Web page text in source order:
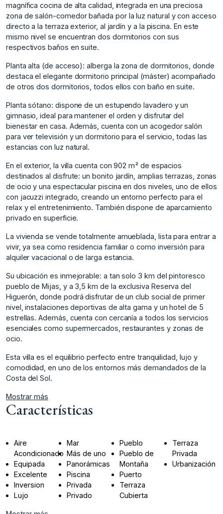
magnífica cocina de alta calidad, integrada en una preciosa
zona de salón-comedor bañada por la luz natural y con acceso
directo a la terraza exterior, al jardín y a la piscina. En este
mismo nivel se encuentran dos dormitorios con sus
respectivos baños en suite.
Planta alta (de acceso): alberga la zona de dormitorios, donde
destaca el elegante dormitorio principal (máster) acompañado
de otros dos dormitorios, todos ellos con baño en suite.
Planta sótano: dispone de un estupendo lavadero y un
gimnasio, ideal para mantener el orden y disfrutar del
bienestar en casa. Además, cuenta con un acogedor salón
para ver televisión y un dormitorio para el servicio, todas las
estancias con luz natural.
En el exterior, la villa cuenta con 902 m² de espacios
destinados al disfrute: un bonito jardín, amplias terrazas, zonas
de ocio y una espectacular piscina en dos niveles, uno de ellos
con jacuzzi integrado, creando un entorno perfecto para el
relax y el entretenimiento. También dispone de aparcamiento
privado en superficie.
La vivienda se vende totalmente amueblada, lista para entrar a
vivir, ya sea como residencia familiar o como inversión para
alquiler vacacional o de larga estancia.
Su ubicación es inmejorable: a tan solo 3 km del pintoresco
pueblo de Mijas, y a 3,5 km de la exclusiva Reserva del
Higuerón, donde podrá disfrutar de un club social de primer
nivel, instalaciones deportivas de alta gama y un hotel de 5
estrellas. Además, cuenta con cercanía a todos los servicios
esenciales ‌como ‌supermercados, ‌restaurantes ‌y ‌zonas de
ocio.
Esta ‌villa ‌es el equilibrio ‌perfecto ‌entre ‌tranquilidad, ‌lujo ‌y
‌comodidad, en ‌uno de ‌los entornos más ‌demandados ‌de ‌la
‌Costa ‌del ‌Sol.
Mostrar más
Características
Aire
Acondicionado
Equipada
Excelente
Inversion
Lujo
Mar
Más de uno
Panorámicas
Piscina
Privada
Privado
Pueblo
Pueblo de
Montaña
Puerto
Terraza
Cubierta
Terraza
Privada
Urbanización